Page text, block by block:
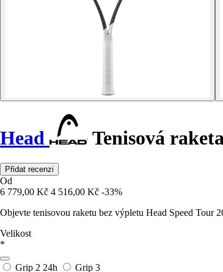
Head Tenisová
Přidat recenzi
Od
6 779,00 Kč 4 516,00 Kč -33%
Objevte tenisovou raketu bez výpletu Head Speed
Velikost
*
Grip 2 24h
Grip 3